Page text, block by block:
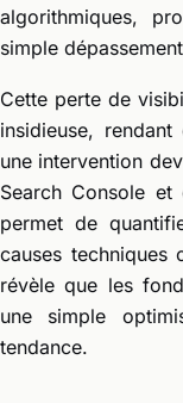
algorithmiques,
simple
Cette perte de
insidieuse,
une intervention
Search Console
permet de
causes techniques
révèle que les
une simple
tendance.